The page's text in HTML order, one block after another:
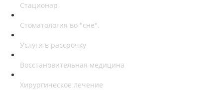
Стационар
Стоматология во "сне".
Услуги в рассрочку
Восстановительная медицина
Хирургическое лечение